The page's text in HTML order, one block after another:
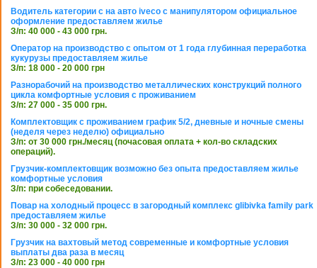
Водитель категории с на авто iveco с манипулятором официальное
оформление предоставляем жилье
З/п: 40 000 - 43 000 грн.
Оператор на производство с опытом от 1 года глубинная переработка
кукурузы предоставляем жилье
З/п: 18 000 - 20 000 грн
Разнорабочий на производство металлических конструкций полного
цикла комфортные условия с проживанием
З/п: 27 000 - 35 000 грн.
Комплектовщик с проживанием график 5/2, дневные и ночные смены
(неделя через неделю) официально
З/п: от 30 000 грн./месяц (почасовая оплата + кол-во складских
операций).
Грузчик-комплектовщик возможно без опыта предоставляем жилье
комфортные условия
З/п: при собеседовании.
Повар на холодный процесс в загородный комплекс glibivka family park
предоставляем жилье
З/п: 30 000 - 32 000 грн.
Грузчик на вахтовый метод современные и комфортные условия
выплаты два раза в месяц
З/п: 23 000 - 40 000 грн